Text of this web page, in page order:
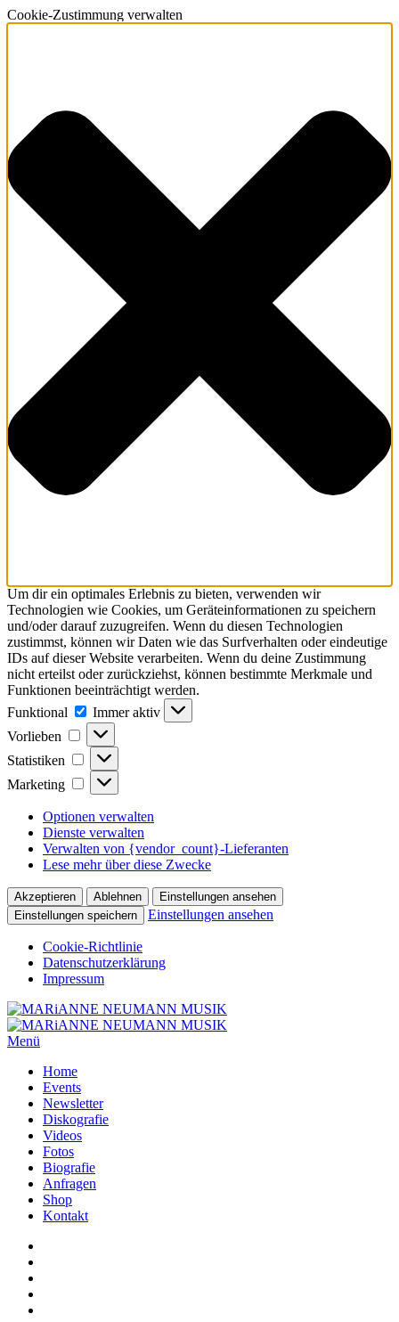
Cookie-Zustimmung verwalten
Um dir ein optimales Erlebnis zu bieten, verwenden wir
Technologien wie Cookies, um Geräteinformationen zu speichern
und/oder darauf zuzugreifen. Wenn du diesen Technologien
zustimmst, können wir Daten wie das Surfverhalten oder eindeutige
IDs auf dieser Website verarbeiten. Wenn du deine Zustimmung
nicht erteilst oder zurückziehst, können bestimmte Merkmale und
Funktionen beeinträchtigt werden.
Funktional
Funktional
Immer aktiv
Vorlieben
Vorlieben
Statistiken Statistiken
Marketing Marketing
Optionen verwalten
Dienste verwalten
Verwalten von {vendor_count}-Lieferanten
Lese mehr über diese Zwecke
Akzeptieren Ablehnen
Einstellungen ansehen
Einstellungen speichern
Einstellungen ansehen
Cookie-Richtlinie
Datenschutzerklärung
Impressum
Menü
Home
Events
Newsletter
Diskografie
Videos
Fotos
Biografie
Anfragen
Shop
Kontakt